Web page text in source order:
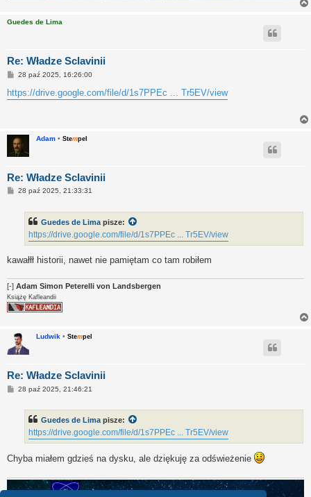
Guedes de Lima
Re: Władze Sclavinii
P
s
t
28 paź 2025, 16:26:00
https://drive.google.com/file/d/1s7PPEc ... Tr5EV/view
Adam • Stempel
Re: Władze Sclavinii
P28 paź 2025, 21:33:31
Guedes de Lima pisze:
https://drive.google.com/file/d/1s7PPEc ... Tr5EV/view
kawałłł historii, nawet nie pamiętam co tam robiłem
[-] Adam Simon Peterelli von Landsbergen
Książę Kafleandii
Ludwik • Stempel
Re: Władze Sclavinii
P28 paź 2025, 21:46:21
Guedes de Lima pisze:
https://drive.google.com/file/d/1s7PPEc ... Tr5EV/view
Chyba miałem gdzieś na dysku, ale dziękuję za odświeżenie